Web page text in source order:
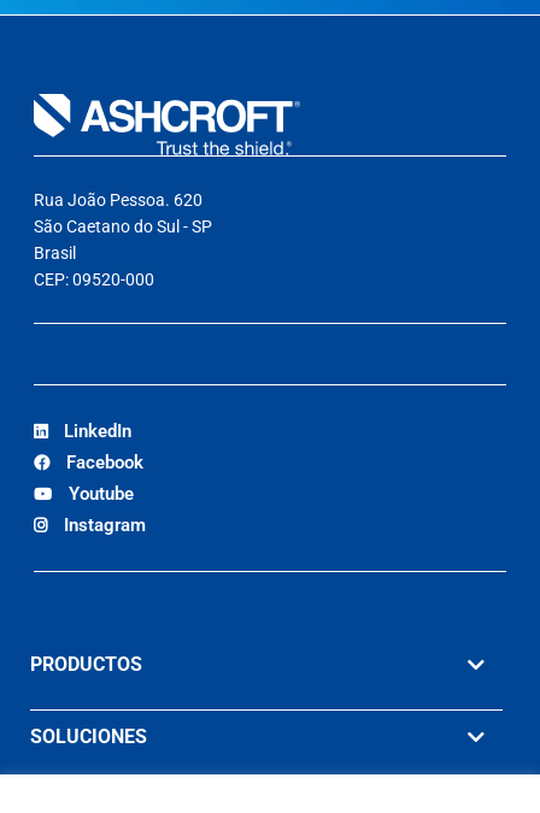
Rua João Pessoa. 620
São Caetano do Sul - SP
Brasil
CEP: 09520-000
LinkedIn
Facebook
Youtube
Instagram
PRODUCTOS
SOLUCIONES